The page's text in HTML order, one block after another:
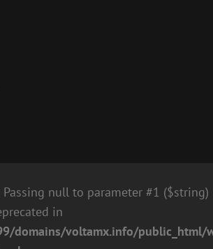
Passing null to parameter #1 ($string)
in
domains/voltamx.info/public_html/